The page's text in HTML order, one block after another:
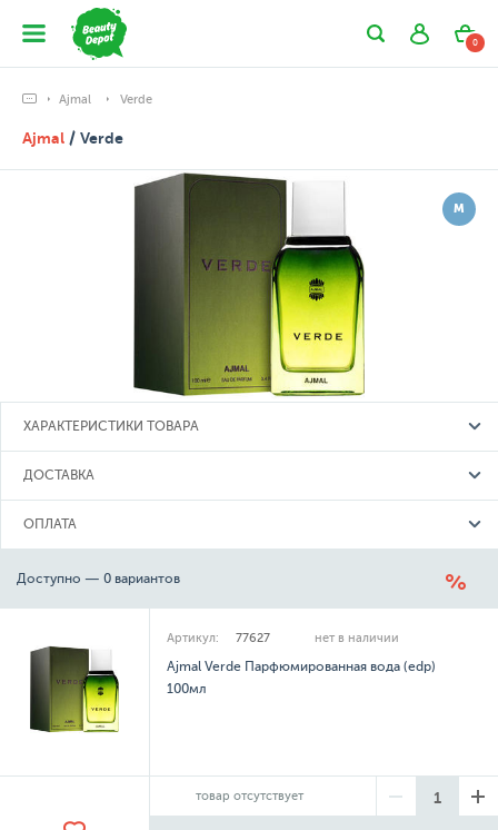
0
Ajmal Verde
Ajmal / Verde
М
ХАРАКТЕРИСТИКИ ТОВАРА
ДОСТАВКА
ОПЛАТА
Доступно — 0 вариантов
Артикул: 77627 нет в наличии
Ajmal Verde Парфюмированная вода (edp)
100мл
товар отсутствует